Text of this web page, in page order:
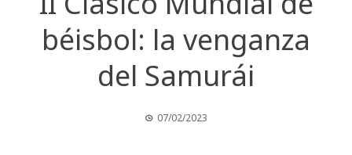
béisbol: la venganza
del Samurái
07/02/2023